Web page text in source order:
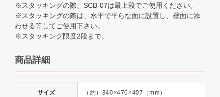
※スタッキングの際、SCB-07は最上段でご使用ください。
※スタッキングの際は、水平で平らな面に設置し、壁面に添
わせる等してご使用下さい。
※スタッキング限度2段まで。
商品詳細
サイズ
（約）340×470×407（mm）